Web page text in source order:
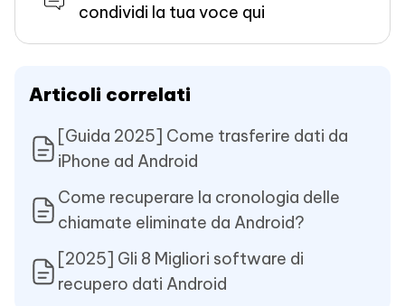
condividi la tua voce qui
Articoli correlati
[Guida 2025] Come trasferire dati da
iPhone ad Android
Come recuperare la cronologia delle
chiamate eliminate da Android?
[2025] Gli 8 Migliori software di
recupero dati Android